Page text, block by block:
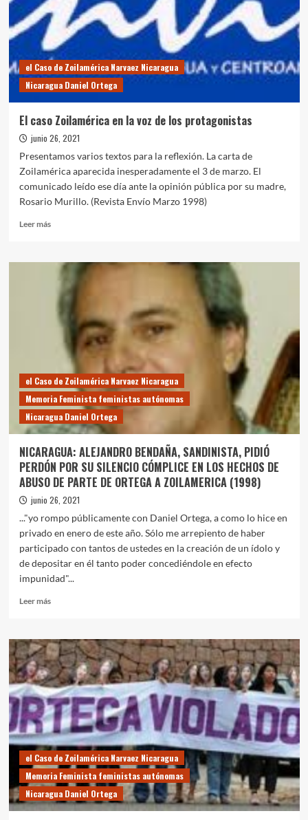
el Caso de Zoilamérica Narvaez Nicaragua
Nicaragua Daniel Ortega
El caso Zoilamérica en la voz de los protagonistas
junio 26, 2021
Presentamos varios textos para la reflexión. La carta de
Zoilamérica aparecida inesperadamente el 3 de marzo. El
comunicado leído ese día ante la opinión pública por su madre,
Rosario Murillo. (Revista Envío Marzo 1998)
Leer másLeer
El
Zoilamérica
en
voz
protagonistas
el Caso de Zoilamérica Narvaez Nicaragua
Memoria Feminista feministas autónomas
Nicaragua Daniel Ortega
NICARAGUA: ALEJANDRO BENDAÑA, SANDINISTA, PIDIÓ
PERDÓN POR SU SILENCIO CÓMPLICE EN LOS HECHOS DE
ABUSO DE PARTE DE ORTEGA A ZOILAMERICA (1998)
junio 26, 2021
..."yo rompo públicamente con Daniel Ortega, a como lo hice en
privado en enero de este año. Sólo me arrepiento de haber
participado con tantos de ustedes en la creación de un ídolo y
de depositar en él tanto poder concediéndole en efecto
impunidad"...
Leer másLeer
NICARAGUA:
ALEJANDRO
BENDAÑA,
SANDINISTA,
PIDIÓ
PERDÓN
POR
SU
SILENCIO
CÓMPLICE
EN
LOS
HECHOS
DE
el Caso de Zoilamérica Narvaez Nicaragua
Memoria Feminista feministas autónomas
Nicaragua Daniel Ortega